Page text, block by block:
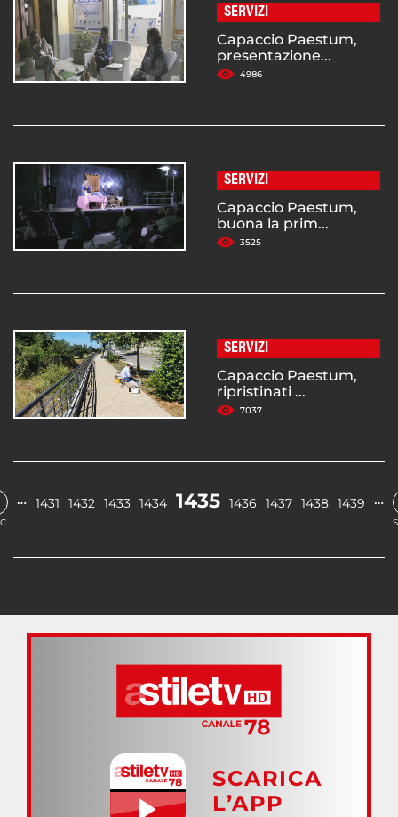
SERVIZI
Capaccio Paestum,
presentazione...
4986
SERVIZI
Capaccio Paestum,
buona la prim...
3525
SERVIZI
Capaccio Paestum,
ripristinati ...
7037
… 1431 1432 1433 1434 1435 1436 1437 1438 1439 …
SCARICA
L’APP